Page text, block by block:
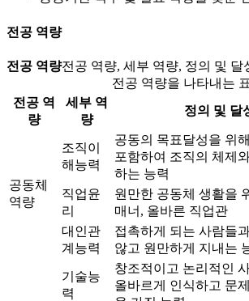
전공 역량
전공 역량전공 역량, 세부 역량, 정의 및 달
전공 역량을 나타내는 표
전공 역
량
세부 역
량
정의 및 달
공동체
역량
조직이
해능력
공동의 목표달성을 위
포함하여 조직의 체제
하는 능력
직업윤
리
원만한 공동체 생활을
매너, 올바른 직업관
대인관
계능력
접촉하게 되는 사람들
않고 원만하게 지내는
기술능
력
창조적이고 논리적인
올바르게 인식하고 문